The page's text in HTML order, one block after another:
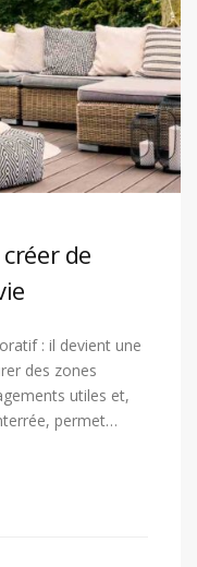
de
: il devient une
des zones
utiles et,
permet…